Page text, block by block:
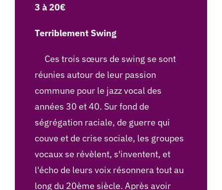
3 à 20€
Terriblement Swing
Ces trois sœurs de swing se sont
réunies autour de leur passion
commune pour le jazz vocal des
années 30 et 40. Sur fond de
ségrégation raciale, de guerre qui
couve et de crise sociale, les groupes
vocaux se révèlent, s'inventent, et
l'écho de leurs voix résonnera tout au
long du 20ème siècle. Après avoir